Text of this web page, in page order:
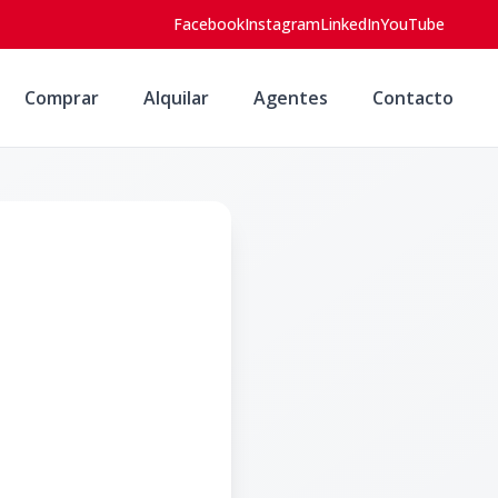
FacebookInstagramLinkedInYouTube
Comprar Alquilar Agentes Contacto